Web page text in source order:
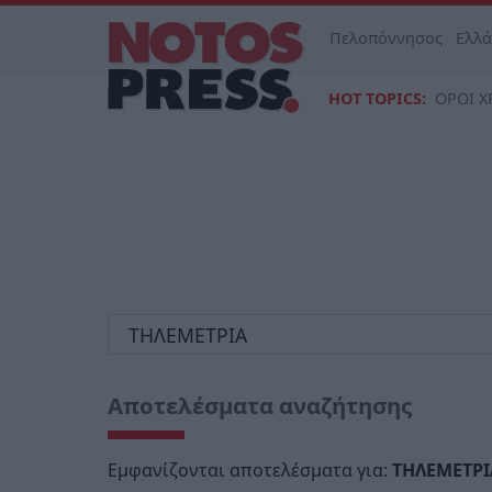
Πελοπόννησος
HOT TOPICS: ΟΡΟΙ
Αποτελέσματα αναζήτησης
Εμφανίζονται αποτελέσματα για: